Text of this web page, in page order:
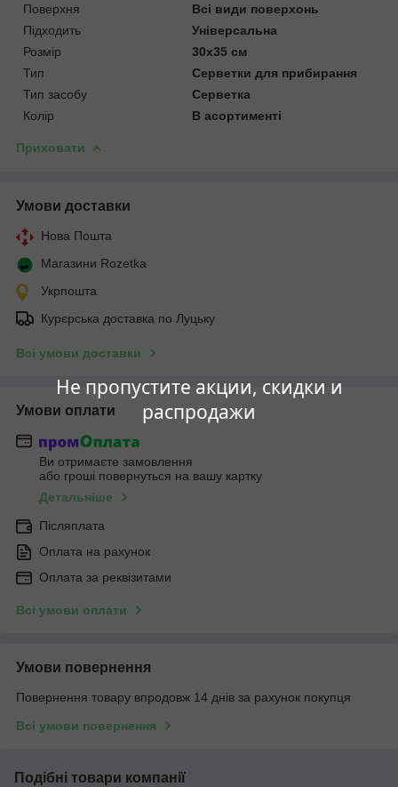
Не пропустите акции, скидки и
распродажи
Поверхня
Всі види поверхонь
Підходить
Універсальна
Розмір
30х35 см
Тип
Серветки для прибирання
Тип засобу
Серветка
Колір
В асортименті
Приховати
Умови доставки
Нова Пошта
Магазини Rozetka
Укрпошта
Курєрська доставка по Луцьку
Всі умови доставки
Умови оплати
Ви отримаєте замовлення
або гроші повернуться на вашу картку
Детальніше
Післяплата
Оплата на рахунок
Оплата за реквізитами
Всі умови оплати
Умови повернення
Повернення товару впродовж 14 днів за рахунок покупця
Всі умови повернення
Подібні товари компанії